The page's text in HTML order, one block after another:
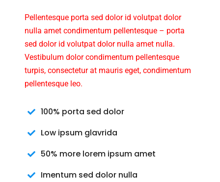
Pellentesque porta sed dolor id volutpat dolor
nulla amet condimentum pellentesque – porta
sed dolor id volutpat dolor nulla amet nulla.
Vestibulum dolor condimentum pellentesque
turpis, consectetur at mauris eget, condimentum
pellentesque leo.
100% porta sed dolor
Low ipsum glavrida
50% more lorem ipsum amet
Imentum sed dolor nulla